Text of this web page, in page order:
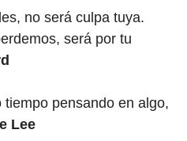
no será culpa tuya.
será por tu
tiempo pensando en algo,
Lee